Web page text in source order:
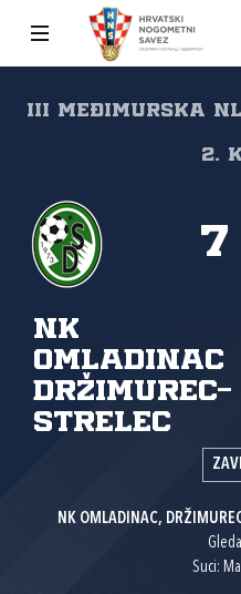
III Međimurska
2.
NK
Omladinac
Držimurec-
Strelec
7
NK OMLADINAC,
Suci: